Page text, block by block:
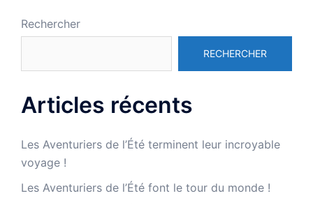
Rechercher
RECHERCHER
Articles récents
Les Aventuriers de l’Été terminent leur incroyable
voyage !
Les Aventuriers de l’Été font le tour du monde !